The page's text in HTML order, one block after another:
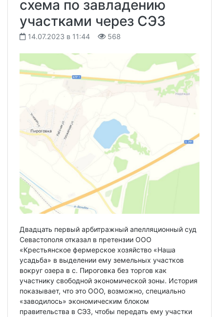
схема по завладению
участками через СЭЗ
14.07.2023 в 11:44 568
Двадцать первый арбитражный апелляционный суд
Севастополя отказал в претензии ООО
«Крестьянское фермерское хозяйство «Наша
усадьба» в выделении ему земельных участков
вокруг озера в с. Пироговка без торгов как
участнику свободной экономической зоны. История
показывает, что это ООО, возможно, специально
«заводилось» экономическим блоком
правительства в СЭЗ, чтобы передать ему участки